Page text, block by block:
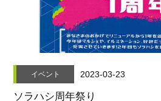
イベント 2023-03-23
ソラハシ周年祭り